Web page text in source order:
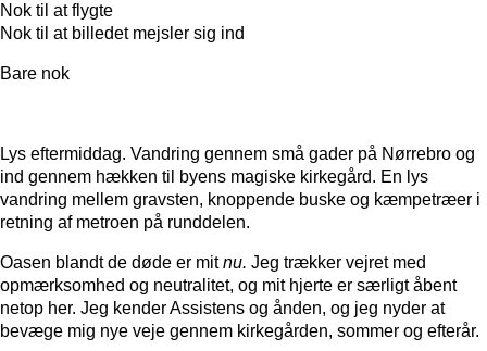
Nok til at flygte
Nok til at billedet mejsler sig ind
Bare nok
Lys eftermiddag. Vandring gennem små gader på Nørrebro og
ind gennem hækken til byens magiske kirkegård. En lys
vandring mellem gravsten, knoppende buske og kæmpetræer i
retning af metroen på runddelen.
Oasen blandt de døde er mitnu. Jeg trækker vejret med
opmærksomhed og neutralitet, og mit hjerte er særligt åbent
netop her. Jeg kender Assistens og ånden, og jeg nyder at
bevæge mig nye veje gennem kirkegården, sommer og efterår.